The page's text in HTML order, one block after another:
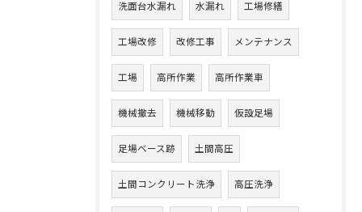
洗面台水漏れ 水漏れ 工場修繕
工場改修 改修工事 メンテナンス
工場 高所作業 高所作業車
機械撤去 機械移動 仮設足場
足場ベース跡 土間高圧
土間コンクリート洗浄 高圧洗浄